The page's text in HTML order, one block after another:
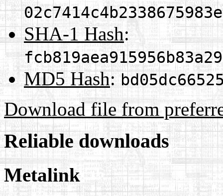
SHA-1 Hash:
MD5 Hash:
Download file from
Reliable downloads
Metalink